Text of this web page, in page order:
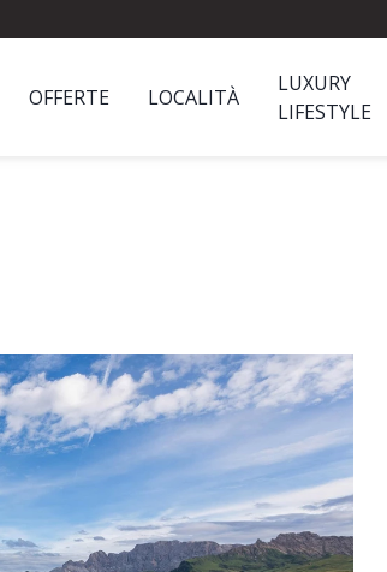
OFFERTE LOCALITÀ
LUXURY
LIFESTYLE